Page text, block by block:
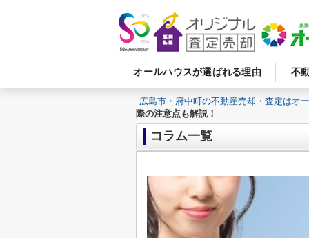
オールハウスが選ばれる理由 不
広島市・府中町の不動産売却・査定はオ
際の注意点も解説！
コラム一覧